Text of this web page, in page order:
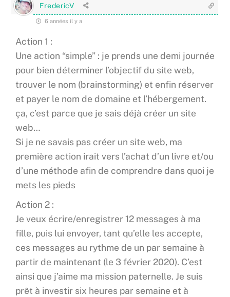
FredericV
6 années il y a
Action 1 :
Une action “simple” : je prends une demi journée
pour bien déterminer l’objectif du site web,
trouver le nom (brainstorming) et enfin réserver
et payer le nom de domaine et l’hébergement.
ça, c’est parce que je sais déjà créer un site
web…
Si je ne savais pas créer un site web, ma
première action irait vers l’achat d’un livre et/ou
d’une méthode afin de comprendre dans quoi je
mets les pieds
Action 2 :
Je veux écrire/enregistrer 12 messages à ma
fille, puis lui envoyer, tant qu’elle les accepte,
ces messages au rythme de un par semaine à
partir de maintenant (le 3 février 2020). C’est
ainsi que j’aime ma mission paternelle. Je suis
prêt à investir six heures par semaine et à